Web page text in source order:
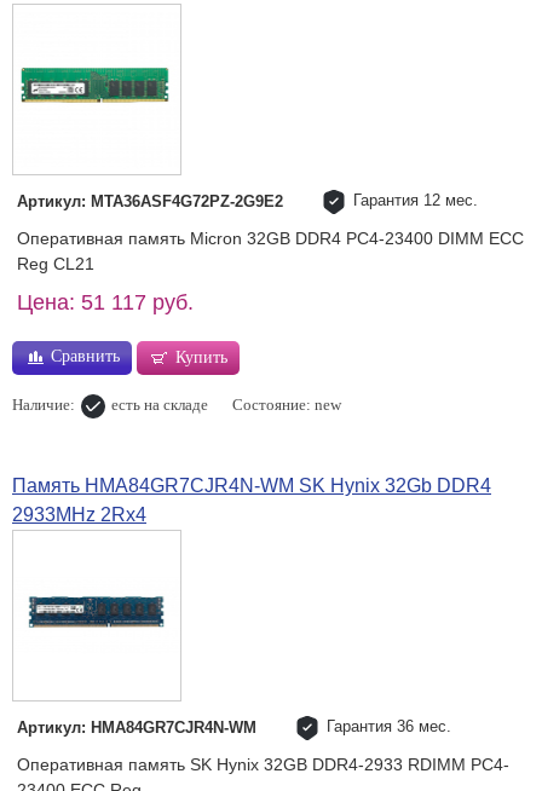
Артикул: MTA36ASF4G72PZ-2G9E2 Гарантия 12 мес.
Оперативная память Micron 32GB DDR4 PC4-23400 DIMM ECC
Reg CL21
Цена: 51 117 руб.
Сравнить Купить
Наличие: есть на складе Состояние: new
Память HMA84GR7CJR4N-WM SK Hynix 32Gb DDR4
2933MHz 2Rx4
Артикул: HMA84GR7CJR4N-WM Гарантия 36 мес.
Оперативная память SK Hynix 32GB DDR4-2933 RDIMM PC4-